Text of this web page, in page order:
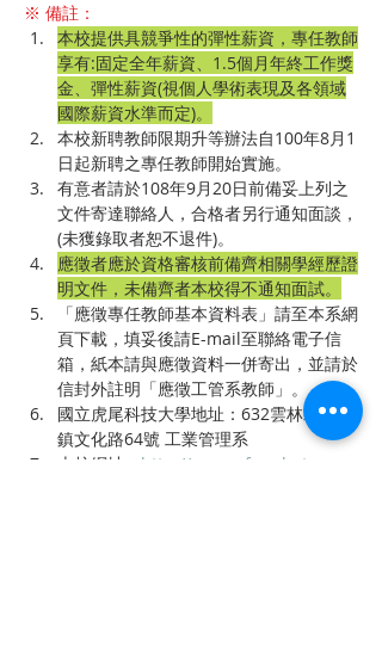
※ 備註：
本校提供具競爭性的彈性薪資，專任教師
享有:固定全年薪資、1.5個月年終工作獎
金、彈性薪資(視個人學術表現及各領域
國際薪資水準而定)。
本校新聘教師限期升等辦法自100年8月1
日起新聘之專任教師開始實施。
有意者請於108年9月20日前備妥上列之
文件寄達聯絡人，合格者另行通知面談，
(未獲錄取者恕不退件)。
應徵者應於資格審核前備齊相關學經歷證
明文件，未備齊者本校得不通知面試。
「應徵專任教師基本資料表」請至本系網
頁下載，填妥後請E-mail至聯絡電子信
箱，紙本請與應徵資料一併寄出，並請於
信封外註明「應徵工管系教師」。
國立虎尾科技大學地址：632雲林縣虎尾
鎮文化路64號 工業管理系
本校網址： http://www.nfu.edu.tw